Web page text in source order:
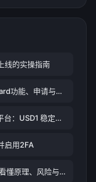
线的实操指南
功能、申请与回
：USD1 稳定币
启用2FA
懂原理、风险与